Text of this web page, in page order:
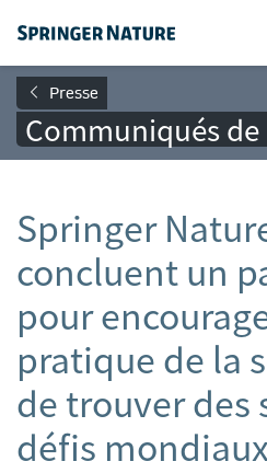
Presse
Communiqués de
Springer
concluent un
pour
pratique de la
de trouver des
défis